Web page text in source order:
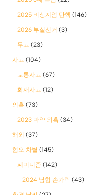
2025 비상계엄 탄핵 (146)
2026 부실선거 (3)
무고 (23)
사고 (104)
교통사고 (67)
화재사고 (12)
의혹 (73)
2023 마약 의혹 (34)
해외 (37)
혐오 차별 (145)
폐미니즘 (142)
2024 남혐 손가락 (43)